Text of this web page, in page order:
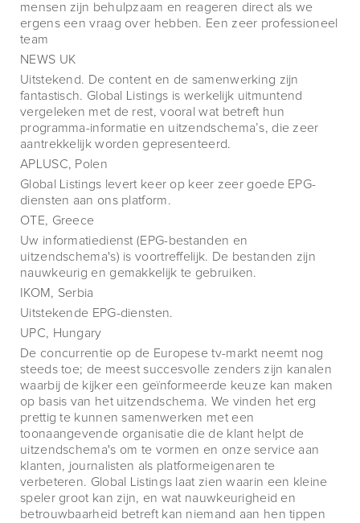
mensen zijn behulpzaam en reageren direct als we
ergens een vraag over hebben. Een zeer professioneel
team
NEWS UK
Uitstekend. De content en de samenwerking zijn
fantastisch. Global Listings is werkelijk uitmuntend
vergeleken met de rest, vooral wat betreft hun
programma-informatie en uitzendschema’s, die zeer
aantrekkelijk worden gepresenteerd.
APLUSC, Polen
Global Listings levert keer op keer zeer goede EPG-
diensten aan ons platform.
OTE, Greece
Uw informatiedienst (EPG-bestanden en
uitzendschema's) is voortreffelijk. De bestanden zijn
nauwkeurig en gemakkelijk te gebruiken.
IKOM, Serbia
Uitstekende EPG-diensten.
UPC, Hungary
De concurrentie op de Europese tv-markt neemt nog
steeds toe; de meest succesvolle zenders zijn kanalen
waarbij de kijker een geïnformeerde keuze kan maken
op basis van het uitzendschema. We vinden het erg
prettig te kunnen samenwerken met een
toonaangevende organisatie die de klant helpt de
uitzendschema's om te vormen en onze service aan
klanten, journalisten als platformeigenaren te
verbeteren. Global Listings laat zien waarin een kleine
speler groot kan zijn, en wat nauwkeurigheid en
betrouwbaarheid betreft kan niemand aan hen tippen